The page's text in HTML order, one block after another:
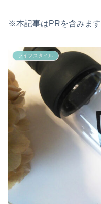
※本記事はPRを含みます
ライフスタイル